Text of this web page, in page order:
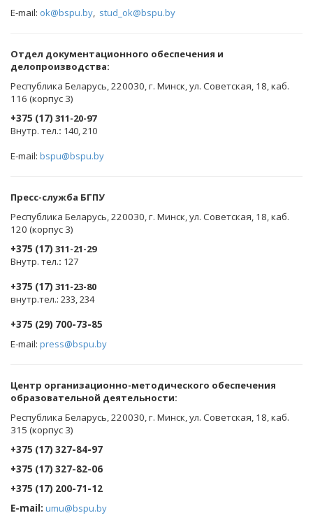
E-mail: ok@bspu.by, stud_ok@bspu.by
Oтдел документационного обеспечения и
делопроизводства:
Республика Беларусь, 220030, г. Минск, ул. Советская, 18, каб.
116 (корпус 3)
+375 (17) 311-20-97
Внутр. тел.: 140, 210
E-mail: bspu@bspu.by
Пресс-служба БГПУ
Республика Беларусь, 220030, г. Минск, ул. Советская, 18, каб.
120 (корпус 3)
+375 (17) 311-21-29
Внутр. тел.: 127
+375 (17) 311-23-80
внутр.тел.: 233, 234
+375 (29) 700-73-85
E-mail: press@bspu.by
Центр организационно-методического обеспечения
образовательной деятельности:
Республика Беларусь, 220030, г. Минск, ул. Советская, 18, каб.
315 (корпус 3)
+375 (17) 327-84-97
+375 (17) 327-82-06
+375 (17) 200-71-12
E-mail: umu@bspu.by